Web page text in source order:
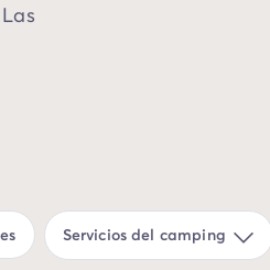
Servicios del camping